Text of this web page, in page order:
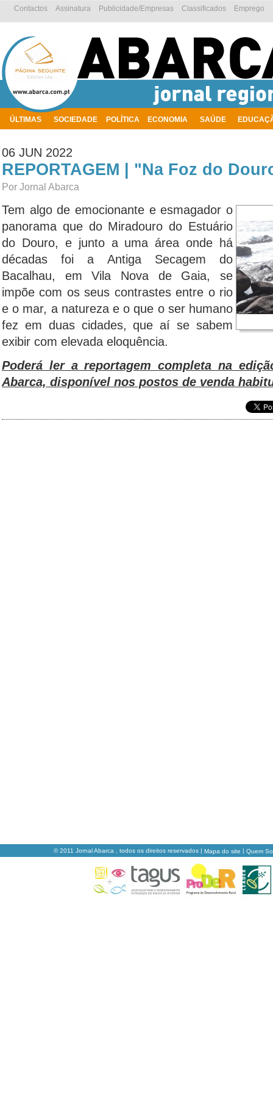
ÚLTIMAS SOCIEDADE POLÍTICA ECONOMIA SAÚDE
Emprego
Classificados
Publicidade/Empresas
Assinatura
Contactos
06 JUN 2022
REPORTAGEM | "Na Foz do
Por Jornal Abarca
Tem algo de emocionante e esmagador o
panorama que do Miradouro do Estuário
do Douro, e junto a uma área onde há
décadas foi a Antiga Secagem do
Bacalhau, em Vila Nova de Gaia, se
impõe com os seus contrastes entre o rio
e o mar, a natureza e o que o ser humano
fez em duas cidades, que aí se sabem
exibir com elevada eloquência.
Poderá ler a reportagem completa na
Abarca, disponível nos postos de venda
© 2011 Jornal Abarca , todos os direitos reservados | Mapa do site | Quem